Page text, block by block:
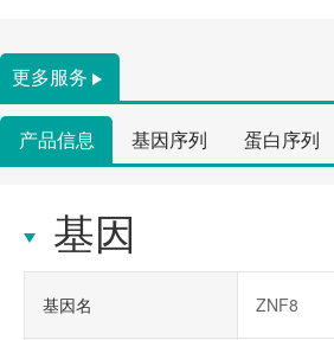
更多服务
产品信息 基因序列 蛋白序列
基因
基因名 ZNF8